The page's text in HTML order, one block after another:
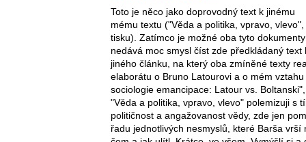
Toto je něco jako doprovodný text k jinému
mému textu ("Věda a politika, vpravo, vlevo",
tisku). Zatímco je možné oba tyto
nedává moc smysl číst zde předkládaný
jiného článku, na který oba zmíněné texty
elaborátu o Bruno Latourovi a o mém
sociologie emancipace: Latour vs.
"Věda a politika, vpravo, vlevo" polemizuji s
političnost a angažovanost vědy, zde jen
řadu jednotlivých nesmyslů, které Barša vrší